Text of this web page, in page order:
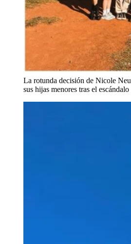
La rotunda decisión de Nicole
sus hijas menores tras el